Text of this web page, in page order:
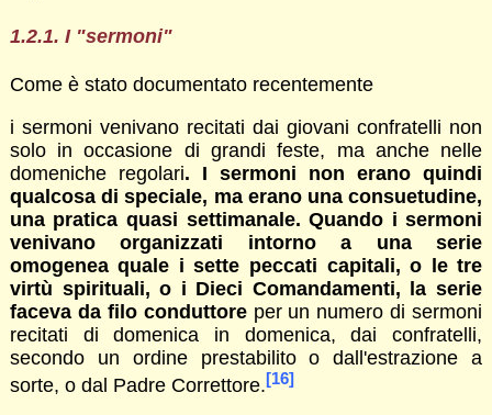
1.2.1. I "sermoni"
Come è stato documentato recentemente
i sermoni venivano recitati dai giovani confratelli non
solo in occasione di grandi feste, ma anche nelle
domeniche regolari. I sermoni non erano quindi
qualcosa di speciale, ma erano una consuetudine,
una pratica quasi settimanale. Quando i sermoni
venivano organizzati intorno a una serie
omogenea quale i sette peccati capitali, o le tre
virtù spirituali, o i Dieci Comandamenti, la serie
faceva da filo conduttoreper un numero di sermoni
recitati di domenica in domenica, dai confratelli,
secondo un ordine prestabilito o dall'estrazione a
sorte, o dal Padre Correttore.[16]